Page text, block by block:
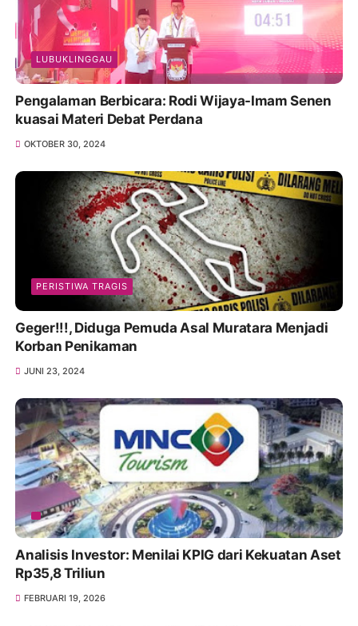
LUBUKLINGGAU
Pengalaman Berbicara: Rodi Wijaya-Imam Senen
kuasai Materi Debat Perdana
OKTOBER 30, 2024
PERISTIWA TRAGIS
Geger!!!, Diduga Pemuda Asal Muratara Menjadi
Korban Penikaman
JUNI 23, 2024
Analisis Investor: Menilai KPIG dari Kekuatan Aset
Rp35,8 Triliun
FEBRUARI 19, 2026